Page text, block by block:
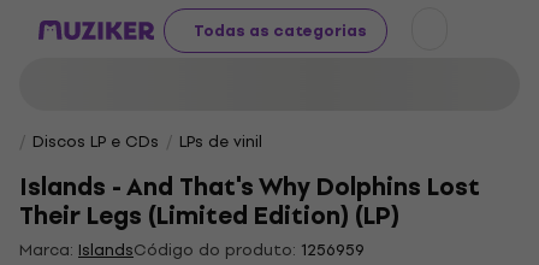
Todas as categorias
Discos LP e CDs LPs de vinil
Islands - And That's Why Dolphins Lost
Their Legs (Limited Edition) (LP)
Marca: IslandsCódigo do produto: 1256959